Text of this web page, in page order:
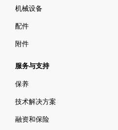
机械设备
配件
附件
服务与支持
保养
技术解决方案
融资和保险